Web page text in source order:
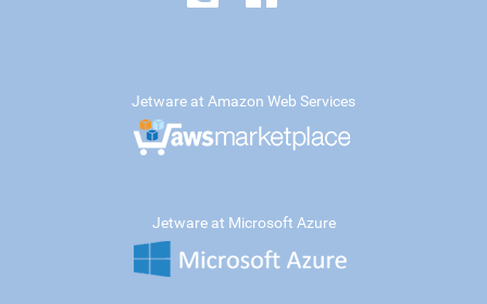
Jetware at Amazon Web Services
Jetware at Microsoft Azure